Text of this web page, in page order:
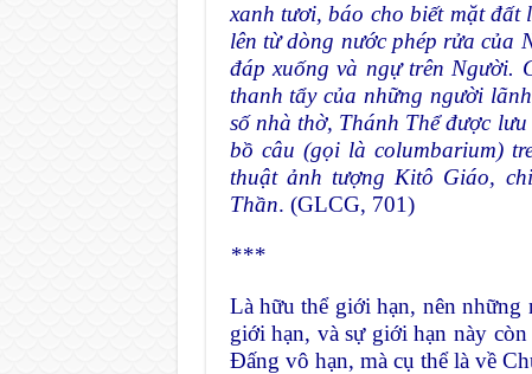
xanh tươi, báo cho biết mặt đất
lên từ dòng nước phép rửa của
đáp xuống và ngự trên Người.
thanh tẩy của những người
số nhà thờ, Thánh Thể được
bồ câu (gọi là columbarium)
thuật ảnh tượng Kitô Giáo,
Thần. (GLCG, 701)
***
Là hữu thể giới hạn, nên
giới hạn, và sự giới hạn này
Đấng vô hạn, mà cụ thể là về